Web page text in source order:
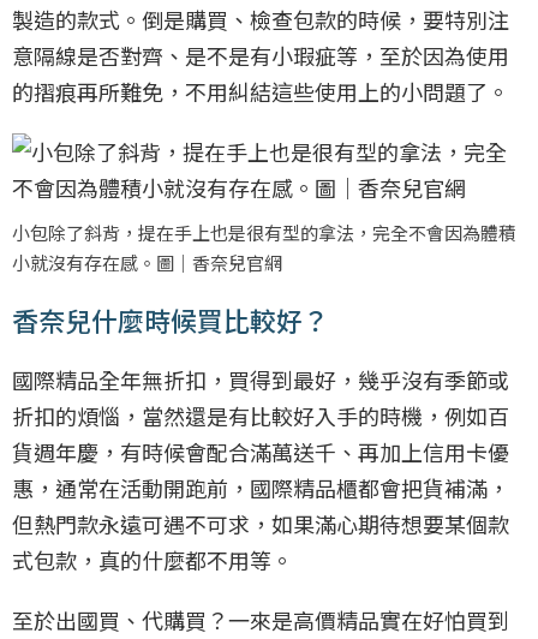
製造的款式。倒是購買、檢查包款的時候，要特別注
意隔線是否對齊、是不是有小瑕疵等，至於因為使用
的摺痕再所難免，不用糾結這些使用上的小問題了。
小包除了斜背，提在手上也是很有型的拿法，完全不會因為體積
小就沒有存在感。圖｜香奈兒官網
香奈兒什麼時候買比較好？
國際精品全年無折扣，買得到最好，幾乎沒有季節或
折扣的煩惱，當然還是有比較好入手的時機，例如百
貨週年慶，有時候會配合滿萬送千、再加上信用卡優
惠，通常在活動開跑前，國際精品櫃都會把貨補滿，
但熱門款永遠可遇不可求，如果滿心期待想要某個款
式包款，真的什麼都不用等。
至於出國買、代購買？一來是高價精品實在好怕買到